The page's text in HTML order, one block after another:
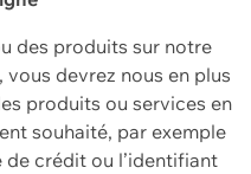
des produits sur notre
devrez nous en plus
produits ou services en
souhaité, par exemple
crédit ou l’identifiant